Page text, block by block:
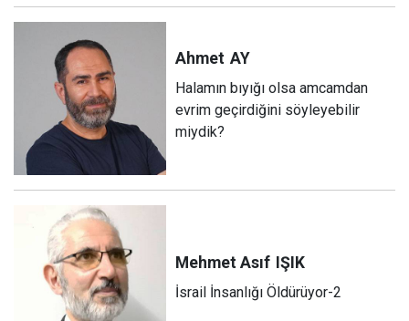
Ahmet AY
Halamın bıyığı olsa amcamdan
evrim geçirdiğini söyleyebilir
miydik?
Mehmet Asıf IŞIK
İsrail İnsanlığı Öldürüyor-2